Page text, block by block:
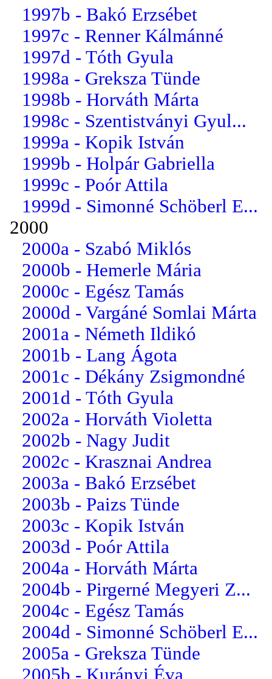
1997b - Bakó Erzsébet
1997c - Renner Kálmánné
1997d - Tóth Gyula
1998a - Greksza Tünde
1998b - Horváth Márta
1998c - Szentistványi Gyul...
1999a - Kopik István
1999b - Holpár Gabriella
1999c - Poór Attila
1999d - Simonné Schöberl E...
2000
2000a - Szabó Miklós
2000b - Hemerle Mária
2000c - Egész Tamás
2000d - Vargáné Somlai Márta
2001a - Németh Ildikó
2001b - Lang Ágota
2001c - Dékány Zsigmondné
2001d - Tóth Gyula
2002a - Horváth Violetta
2002b - Nagy Judit
2002c - Krasznai Andrea
2003a - Bakó Erzsébet
2003b - Paizs Tünde
2003c - Kopik István
2003d - Poór Attila
2004a - Horváth Márta
2004b - Pirgerné Megyeri Z...
2004c - Egész Tamás
2004d - Simonné Schöberl E...
2005a - Greksza Tünde
2005b - Kurányi Éva